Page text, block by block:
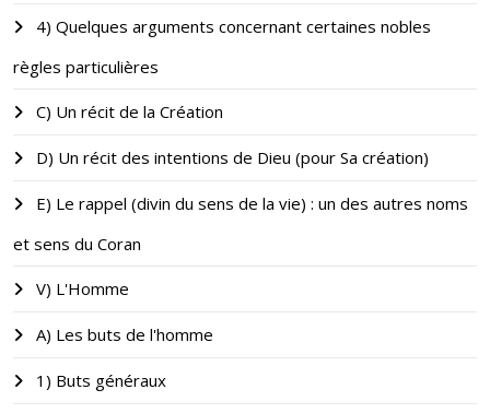
4) Quelques arguments concernant certaines nobles
règles particulières
C) Un récit de la Création
D) Un récit des intentions de Dieu (pour Sa création)
E) Le rappel (divin du sens de la vie) : un des autres noms
et sens du Coran
V) L'Homme
A) Les buts de l'homme
1) Buts généraux